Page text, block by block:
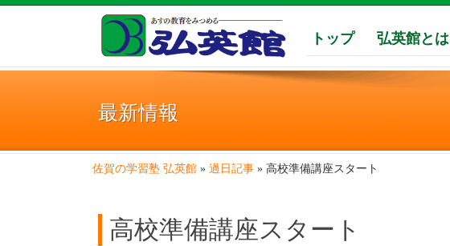
トップ 弘英館とは
最新情報
佐賀の学習塾 弘英館 » 過日記事 » 高校準備講座スタート
高校準備講座スタート